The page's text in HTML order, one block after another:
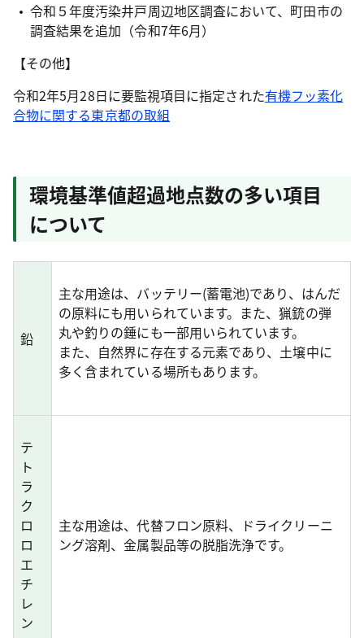
令和５年度汚染井戸周辺地区調査において、町田市の
調査結果を追加（令和7年6月）
【その他】
令和2年5月28日に要監視項目に指定された有機フッ素化
合物に関する東京都の取組
環境基準値超過地点数の多い項目
について
鉛
主な用途は、バッテリー(蓄電池)であり、はんだ
の原料にも用いられています。また、猟銃の弾
丸や釣りの錘にも一部用いられています。
また、自然界に存在する元素であり、土壌中に
多く含まれている場所もあります。
テ
ト
ラ
ク
ロ
ロ
エ
チ
レ
ン
主な用途は、代替フロン原料、ドライクリーニ
ング溶剤、金属製品等の脱脂洗浄です。